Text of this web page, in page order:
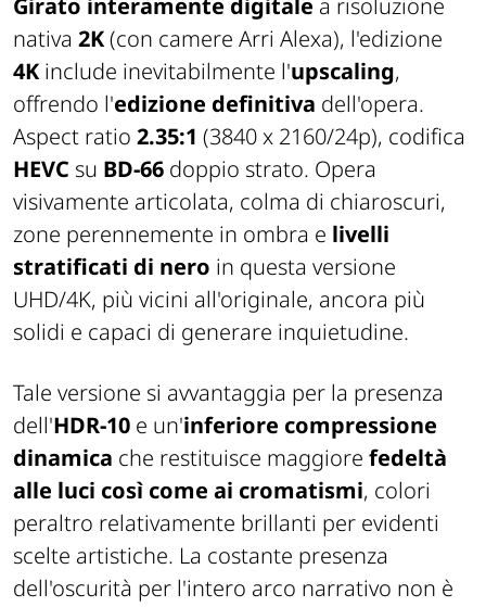
nativa 2K(con camere Arri Alexa), l'edizione
4K include inevitabilmente l'upscaling,
offrendo l'edizione definitiva dell'opera.
Aspect ratio 2.35:1 (3840 x 2160/24p), codifica
HEVC su BD-66 doppio strato. Opera
visivamente articolata, colma di chiaroscuri,
zone perennemente in ombra e livelli
stratificati di nero in questa versione
UHD/4K, più vicini all'originale, ancora più
solidi e capaci di generare inquietudine.
Tale versione si avvantaggia per la presenza
dell'HDR-10 e un'inferiore compressione
dinamica che restituisce maggiore fedeltà
alle luci così come ai cromatismi, colori
peraltro relativamente brillanti per evidenti
scelte artistiche. La costante presenza
dell'oscurità per l'intero arco narrativo non è